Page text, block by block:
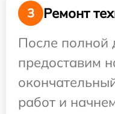
3
Ремонт
После полной
предоставим
работ и